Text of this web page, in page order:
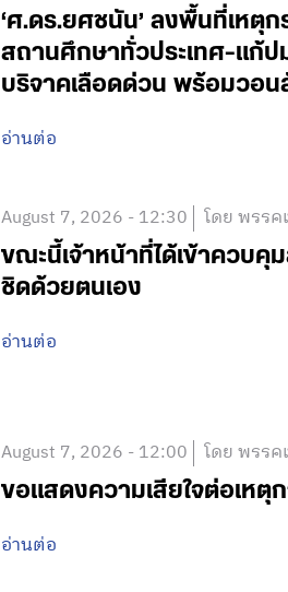
‘ศ.ดร.ยศชนัน’ ลงพื้นที่เหตุ
สถานศึกษาทั่วประเทศ-แก้ป
บริจาคเลือดด่วน พร้อมวอน
อ่านต่อ
August 7, 2026 - 12:30 โดย พรรค
ขณะนี้เจ้าหน้าที่ได้เข้าควบ
ชิดด้วยตนเอง
อ่านต่อ
August 7, 2026 - 12:00 โดย พรรค
ขอแสดงความเสียใจต่อเห
อ่านต่อ